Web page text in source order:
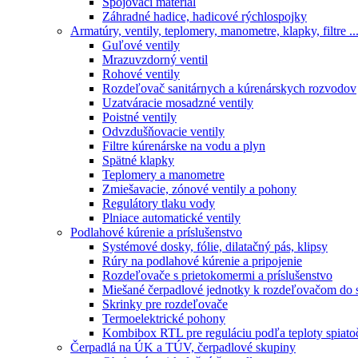
Záhradné hadice, hadicové rýchlospojky
Armatúry, ventily, teplomery, manometre, klapky, filtre ...
Guľové ventily
Mrazuvzdorný ventil
Rohové ventily
Rozdeľovač sanitárnych a kúrenárskych rozvodov
Uzatváracie mosadzné ventily
Poistné ventily
Odvzdušňovacie ventily
Filtre kúrenárske na vodu a plyn
Spätné klapky
Teplomery a manometre
Zmiešavacie, zónové ventily a pohony
Regulátory tlaku vody
Plniace automatické ventily
Podlahové kúrenie a príslušenstvo
Systémové dosky, fólie, dilatačný pás, klipsy
Rúry na podlahové kúrenie a pripojenie
Rozdeľovače s prietokomermi a príslušenstvo
Miešané čerpadlové jednotky k rozdeľovačom do
Skrinky pre rozdeľovače
Termoelektrické pohony
Kombibox RTL pre reguláciu podľa teploty
Čerpadlá na ÚK a TÚV, čerpadlové skupiny